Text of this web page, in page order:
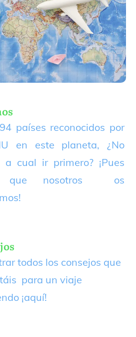
países reconocidos por
en este planeta, ¿No
a cual ir primero? ¡Pues
que nosotros os
todos los consejos que
para un viaje
¡aquí!